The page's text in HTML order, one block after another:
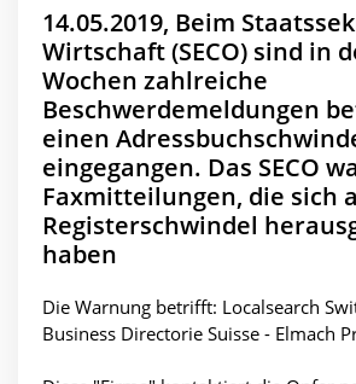
14.05.2019, Beim
Wirtschaft (SECO) sind in
Wochen zahlreiche
Beschwerdemeldungen
einen
eingegangen. Das SECO
Faxmitteilungen, die sich
Registerschwindel
haben
Die Warnung betrifft: Localsearch
Business Directorie Suisse - Elmach